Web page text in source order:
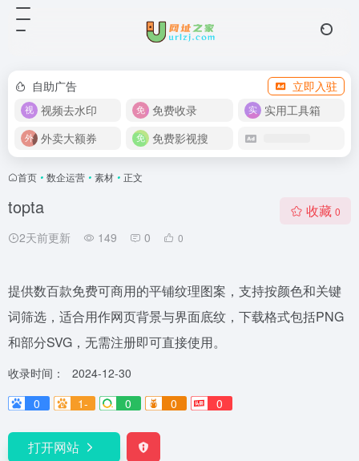
自助广告
立即入驻
视频去水印
免费收录
实用工具箱
外卖大额券
免费影视搜
首页 • 数企运营 • 素材 • 正文
topta
2天前更新 149 0 0
收藏 0
提供数百款免费可商用的平铺纹理图案，支持按颜色和关键
词筛选，适合用作网页背景与界面底纹，下载格式包括PNG
和部分SVG，无需注册即可直接使用。
收录时间：
2024-12-30
0
1- 0 0 0
打开网站